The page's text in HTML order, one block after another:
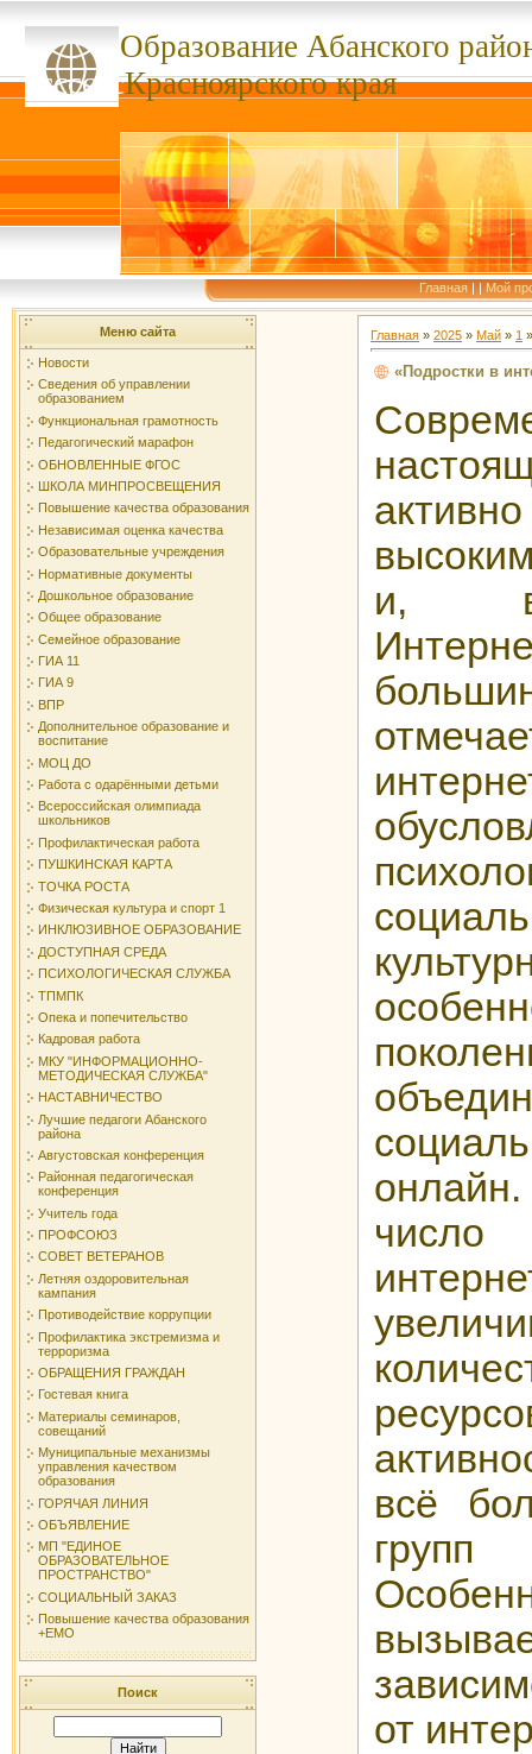
Образование Абанского
сссссссКрасноярского края
Главная | | Мой
Меню сайта
Новости
Сведения об управлении
образованием
Функциональная грамотность
Педагогический марафон
ОБНОВЛЕННЫЕ ФГОС
ШКОЛА МИНПРОСВЕЩЕНИЯ
Повышение качества образования
Независимая оценка качества
Образовательные учреждения
Нормативные документы
Дошкольное образование
Общее образование
Семейное образование
ГИА 11
ГИА 9
ВПР
Дополнительное образование и
воспитание
МОЦ ДО
Работа с одарёнными детьми
Всероссийская олимпиада
школьников
Профилактическая работа
ПУШКИНСКАЯ КАРТА
ТОЧКА РОСТА
Физическая культура и спорт 1
ИНКЛЮЗИВНОЕ ОБРАЗОВАНИЕ
ДОСТУПНАЯ СРЕДА
ПСИХОЛОГИЧЕСКАЯ СЛУЖБА
ТПМПК
Опека и попечительство
Кадровая работа
МКУ "ИНФОРМАЦИОННО-
МЕТОДИЧЕСКАЯ СЛУЖБА"
НАСТАВНИЧЕСТВО
Лучшие педагоги Абанского
района
Августовская конференция
Районная педагогическая
конференция
Учитель года
ПРОФСОЮЗ
СОВЕТ ВЕТЕРАНОВ
Летняя оздоровительная
кампания
Противодействие коррупции
Профилактика экстремизма и
терроризма
ОБРАЩЕНИЯ ГРАЖДАН
Гостевая книга
Материалы семинаров,
совещаний
Муниципальные механизмы
управления качеством
образования
ГОРЯЧАЯ ЛИНИЯ
ОБЪЯВЛЕНИЕ
МП "ЕДИНОЕ
ОБРАЗОВАТЕЛЬНОЕ
ПРОСТРАНСТВО"
СОЦИАЛЬНЫЙ ЗАКАЗ
Повышение качества образования
+ЕМО
Поиск
Главная » 2025 » Май » 1
«Подростки в
и, в
число
всё
от